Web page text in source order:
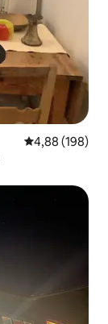
Évaluation
4,88 (198)